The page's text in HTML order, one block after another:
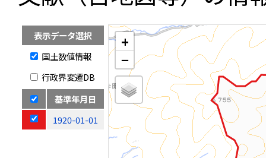
表示データ選択
国土数値情報
行政界変遷DB
基準年月日
1920-01-01
+
−